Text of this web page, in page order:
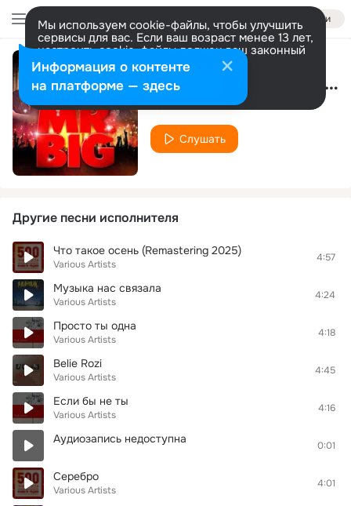
Войти
Мы используем cookie-файлы, чтобы улучшить
сервисы для вас. Если ваш возраст менее 13 лет,
настроить cookie-файлы должен ваш законный
представитель. Больше информации
Разрешить все Настроить Belladonna (2007 Remaster)
Various Artists
Слушать
Другие песни исполнителя
Что такое осень (Remastering 2025)
Various Artists
4:57
Музыка нас связала
Various Artists
4:24
Просто ты одна
Various Artists
4:18
Belie Rozi
Various Artists
4:45
Если бы не ты
Various Artists
4:16
Аудиозапись недоступна 0:01
Серебро
Various Artists
4:01
Информация о контенте
на платформе — здесь